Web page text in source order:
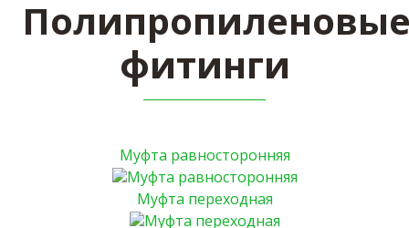
фитинги
Муфта равносторонняя
Муфта переходная